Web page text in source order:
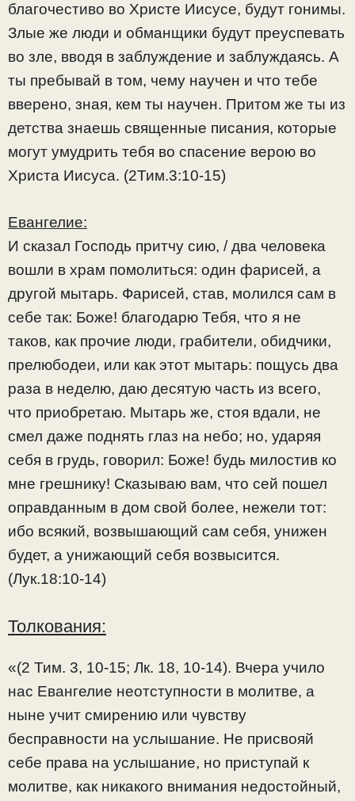
благочестиво во Христе Иисусе, будут гонимы.
Злые же люди и обманщики будут преуспевать
во зле, вводя в заблуждение и заблуждаясь. А
ты пребывай в том, чему научен и что тебе
вверено, зная, кем ты научен. Притом же ты из
детства знаешь священные писания, которые
могут умудрить тебя во спасение верою во
Христа Иисуса. (2Тим.3:10-15)
Евангелие:
И сказал Господь притчу сию, / два человека
вошли в храм помолиться: один фарисей, а
другой мытарь. Фарисей, став, молился сам в
себе так: Боже! благодарю Тебя, что я не
таков, как прочие люди, грабители, обидчики,
прелюбодеи, или как этот мытарь: пощусь два
раза в неделю, даю десятую часть из всего,
что приобретаю. Мытарь же, стоя вдали, не
смел даже поднять глаз на небо; но, ударяя
себя в грудь, говорил: Боже! будь милостив ко
мне грешнику! Сказываю вам, что сей пошел
оправданным в дом свой более, нежели тот:
ибо всякий, возвышающий сам себя, унижен
будет, а унижающий себя возвысится.
(Лук.18:10-14)
Толкования:
«(2 Тим. 3, 10-15; Лк. 18, 10-14). Вчера учило
нас Евангелие неотступности в молитве, а
ныне учит смирению или чувству
бесправности на услышание. Не присвояй
себе права на услышание, но приступай к
молитве, как никакого внимания недостойный,